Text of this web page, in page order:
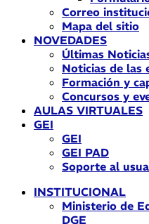
Correo
Mapa del sitio
NOVEDADES
Últimas
Noticias de las
Formación y
Concursos y
AULAS VIRTUALES
GEI
GEI
GEI PAD
Soporte al
INSTITUCIONAL
Ministerio de
DGE